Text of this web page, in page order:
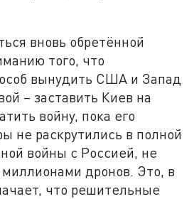
вновь обретённой
того, что
вынудить США и Запад
– заставить Киев на
войну, пока его
не раскрутились в полной
войны с Россией, не
дронов. Это, в
что решительные